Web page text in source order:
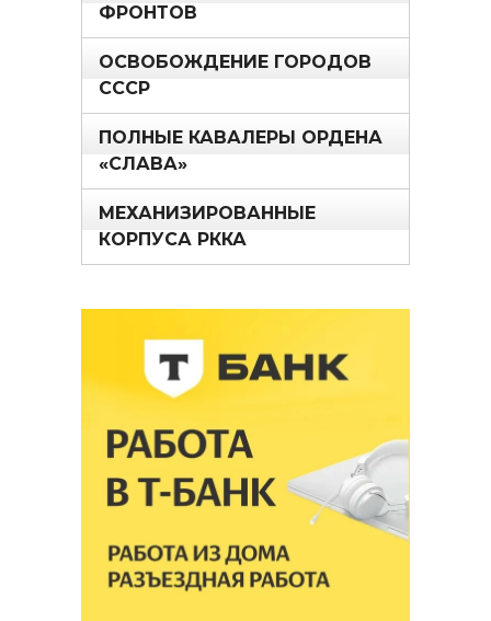
ФРОНТОВ
ОСВОБОЖДЕНИЕ ГОРОДОВ
СССР
ПОЛНЫЕ КАВАЛЕРЫ ОРДЕНА
«СЛАВА»
МЕХАНИЗИРОВАННЫЕ
КОРПУСА РККА